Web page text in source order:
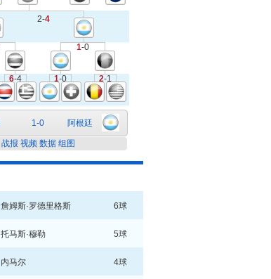
2-4
1-0
6-4 1-0 2-1
1-0 阿根廷
战报 视频 数据 组图
詹姆斯·罗德里格斯 6球
托马斯·穆勒 5球
内马尔 4球